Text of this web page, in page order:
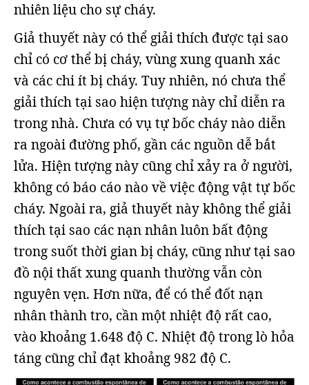
nhiên liệu cho sự cháy.
Giả thuyết này có thể giải thích được tại sao
chỉ có cơ thể bị cháy, vùng xung quanh xác
và các chi ít bị cháy. Tuy nhiên, nó chưa thể
giải thích tại sao hiện tượng này chỉ diễn ra
trong nhà. Chưa có vụ tự bốc cháy nào diễn
ra ngoài đường phố, gần các nguồn dễ bắt
lửa. Hiện tượng này cũng chỉ xảy ra ở người,
không có báo cáo nào về việc động vật tự bốc
cháy. Ngoài ra, giả thuyết này không thể giải
thích tại sao các nạn nhân luôn bất động
trong suốt thời gian bị cháy, cũng như tại sao
đồ nội thất xung quanh thường vẫn còn
nguyên vẹn. Hơn nữa, để có thể đốt nạn
nhân thành tro, cần một nhiệt độ rất cao,
vào khoảng 1.648 độ C. Nhiệt độ trong lò hỏa
táng cũng chỉ đạt khoảng 982 độ C.